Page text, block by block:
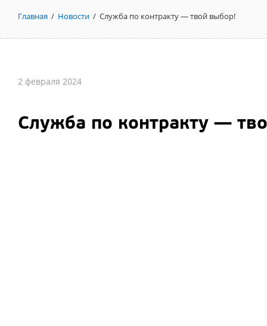
Главная / Новости / Служба по контракту — твой выбор!
2 февраля 2024
Служба по контракту —